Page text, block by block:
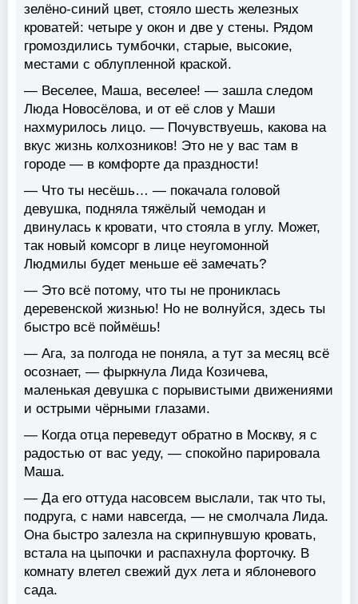
зелёно-синий цвет, стояло шесть железных
кроватей: четыре у окон и две у стены. Рядом
громоздились тумбочки, старые, высокие,
местами с облупленной краской.
— Веселее, Маша, веселее! — зашла следом
Люда Новосёлова, и от её слов у Маши
нахмурилось лицо. — Почувствуешь, какова на
вкус жизнь колхозников! Это не у вас там в
городе — в комфорте да праздности!
— Что ты несёшь… — покачала головой
девушка, подняла тяжёлый чемодан и
двинулась к кровати, что стояла в углу. Может,
так новый комсорг в лице неугомонной
Людмилы будет меньше её замечать?
— Это всё потому, что ты не прониклась
деревенской жизнью! Но не волнуйся, здесь ты
быстро всё поймёшь!
— Ага, за полгода не поняла, а тут за месяц всё
осознает, — фыркнула Лида Козичева,
маленькая девушка с порывистыми движениями
и острыми чёрными глазами.
— Когда отца переведут обратно в Москву, я с
радостью от вас уеду, — спокойно парировала
Маша.
— Да его оттуда насовсем выслали, так что ты,
подруга, с нами навсегда, — не смолчала Лида.
Она быстро залезла на скрипнувшую кровать,
встала на цыпочки и распахнула форточку. В
комнату влетел свежий дух лета и яблоневого
сада.